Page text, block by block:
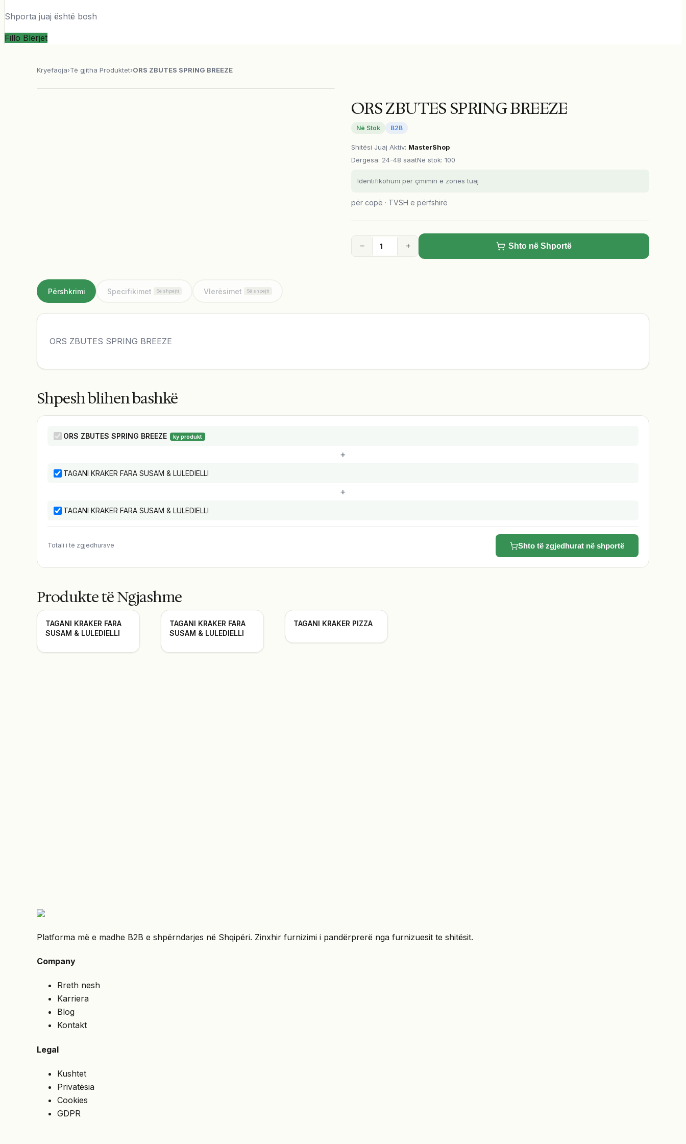
Shporta juaj është bosh
Fillo Blerjet
Kryefaqja›Të gjitha Produktet›ORS ZBUTES SPRING BREEZE
ORS ZBUTES SPRING BREEZE
Në Stok B2B
Shitësi Juaj Aktiv: MasterShop
Dërgesa: 24-48 saatNë stok: 100
Identifikohuni për çmimin e zonës tuaj
për copë · TVSH e përfshirë
− + Shto në Shportë
Përshkrimi Specifikimet Së shpejti Vlerësimet Së shpejti
ORS ZBUTES SPRING BREEZE
Shpesh blihen bashkë
ORS ZBUTES SPRING BREEZE ky produkt
+
TAGANI KRAKER FARA SUSAM & LULEDIELLI
+
TAGANI KRAKER FARA SUSAM & LULEDIELLI
Totali i të zgjedhurave Shto të zgjedhurat në shportë
Produkte të Ngjashme
TAGANI KRAKER FARA
SUSAM & LULEDIELLI
TAGANI KRAKER FARA
SUSAM & LULEDIELLI
TAGANI KRAKER PIZZA
Platforma më e madhe B2B e shpërndarjes në Shqipëri. Zinxhir furnizimi i pandërprerë nga furnizuesit te shitësit.
Company
Rreth nesh
Karriera
Blog
Kontakt
Legal
Kushtet
Privatësia
Cookies
GDPR